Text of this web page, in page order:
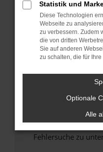
Stelle sicher,
Betriebssystem
sind.
Veraltete Software
Sicherheitsrisiko,
führen, dass
Wende dich an
Wenn du alle oben
hast, kontaktiere
versuchen, das
uns diesen Text
Fehlersuche zu
Statistik und
Diese Technologien
Webseite zu
zu verbessern. Zudem
die von dritten
Sie auf anderen
zu schalten, die für
Optionale
Alle